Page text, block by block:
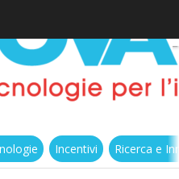
Incentivi Ricerca e